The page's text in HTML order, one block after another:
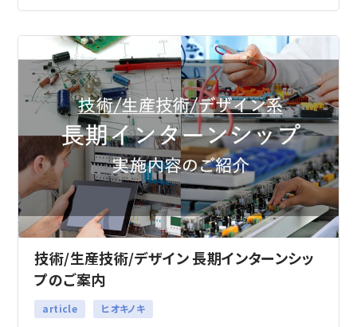
技術/生産技術/デザイン 長期インターンシッ
プのご案内
article ヒオキノキ